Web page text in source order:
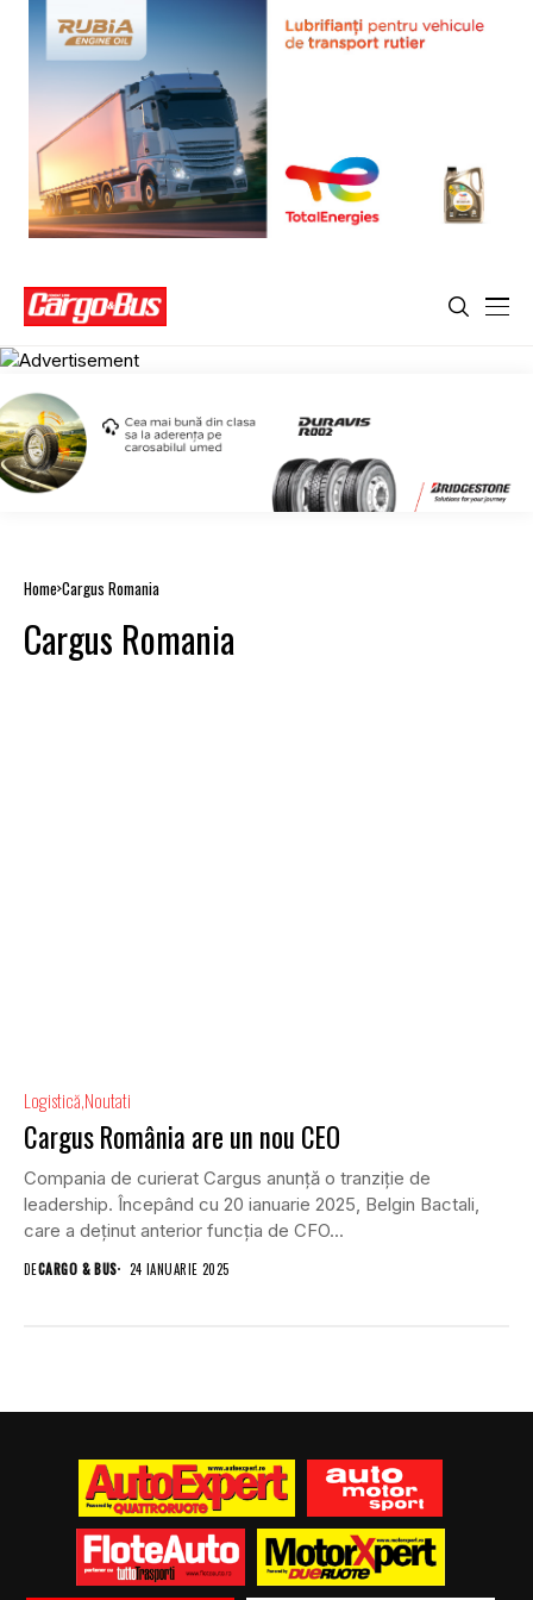
Home Cargus Romania
Cargus Romania
Logistică Noutati
Cargus România are un nou CEO
Compania de curierat Cargus anunță o tranziție de
leadership. Începând cu 20 ianuarie 2025, Belgin Bactali,
care a deținut anterior funcția de CFO...
DECARGO & BUS 24 IANUARIE 2025